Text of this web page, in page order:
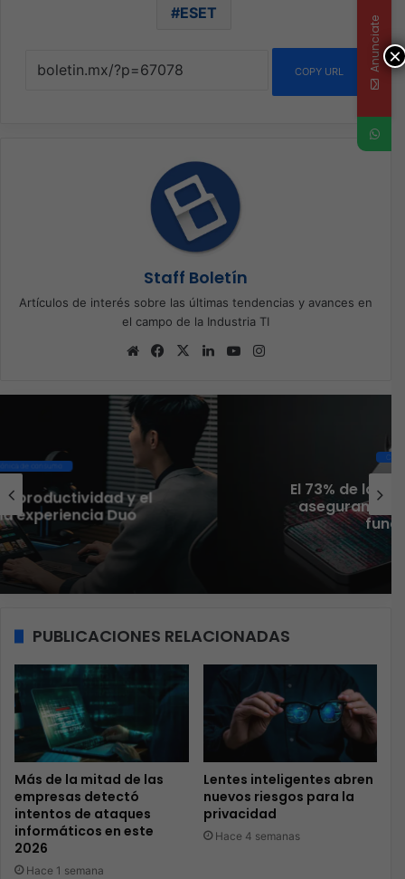
ESET
COPY URL
Staff Boletín
Artículos de interés sobre las últimas tendencias y avances en
el campo de la Industria TI
Sitio
Facebook
X LinkedInYouTube
Ciberseguridad
El 73% de las empresas en LATAM
aseguran que el phishing sigue
funcionando
PUBLICACIONES RELACIONADAS
Más de la mitad de las
empresas detectó
intentos de ataques
informáticos en este
2026
Hace 1 semana
Lentes inteligentes abren
nuevos riesgos para la
privacidad
Hace 4 semanas
×
Anunciate